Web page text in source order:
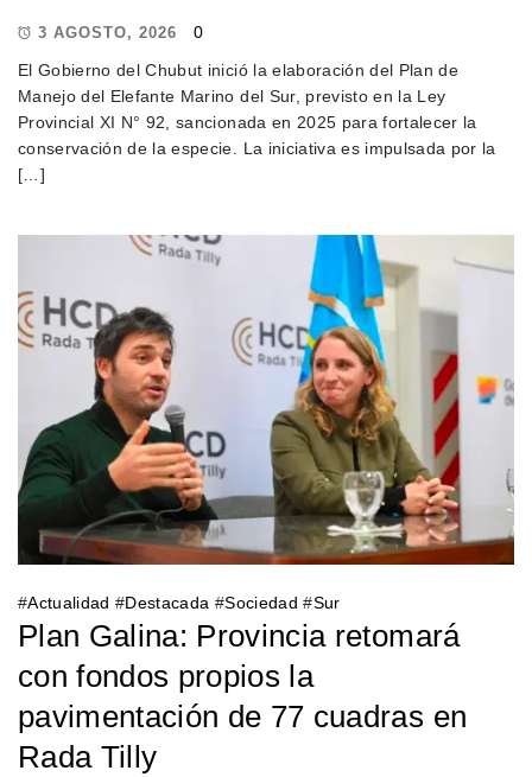
3 AGOSTO, 2026
0
El Gobierno del Chubut inició la elaboración del Plan de
Manejo del Elefante Marino del Sur, previsto en la Ley
Provincial XI N° 92, sancionada en 2025 para fortalecer la
conservación de la especie. La iniciativa es impulsada por la
[…]
#Actualidad #Destacada #Sociedad #Sur
Plan Galina: Provincia retomará
con fondos propios la
pavimentación de 77 cuadras en
Rada Tilly